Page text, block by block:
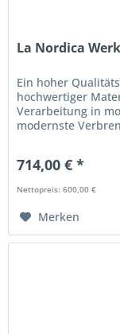
La Nordica
Ein hoher
hochwertiger
Verarbeitung in
modernste
714,00 € *
Nettopreis: 600,00 €
Merken